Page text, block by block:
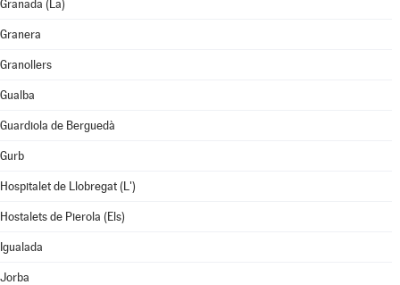
Granada (La)
Granera
Granollers
Gualba
Guardiola de Berguedà
Gurb
Hospitalet de Llobregat (L')
Hostalets de Pierola (Els)
Igualada
Jorba